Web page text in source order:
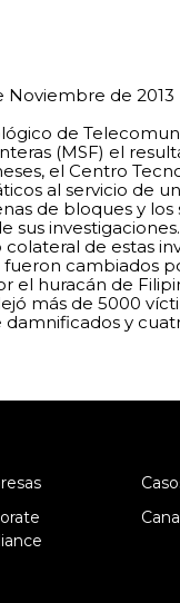
Noviembre de 2013
de
(MSF) el
el Centro
al servicio de
de bloques y
sus investigaciones.
de estas
cambiados
el huracán de
más de 5000
y